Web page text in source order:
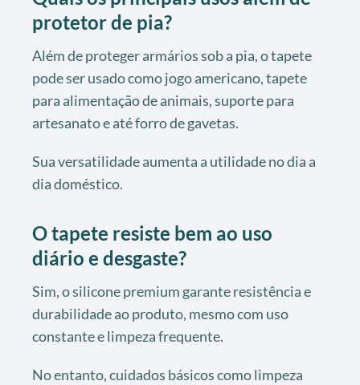
protetor de pia?
Além de proteger armários sob a pia, o tapete
pode ser usado como jogo americano, tapete
para alimentação de animais, suporte para
artesanato e até forro de gavetas.
Sua versatilidade aumenta a utilidade no dia a
dia doméstico.
O tapete resiste bem ao uso
diário e desgaste?
Sim, o silicone premium garante resistência e
durabilidade ao produto, mesmo com uso
constante e limpeza frequente.
No entanto, cuidados básicos como limpeza